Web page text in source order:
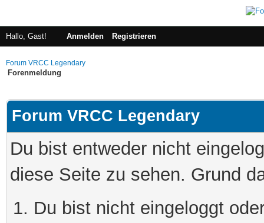
Hallo, Gast! Anmelden Registrieren
Forum VRCC Legendary
Forenmeldung
Forum VRCC Legendary
Du bist entweder nicht
diese Seite zu sehen. Grund
Du bist nicht eingeloggt